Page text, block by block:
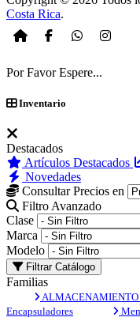
Costa Rica.
Por Favor Espere...
Inventario
Destacados
Artículos Destacados
Novedades
Consultar Precios en
Filtro Avanzado
Clase
Marca
Modelo
Filtrar Catálogo
Familias
ALMACENAMIENTO
Encapsuladores